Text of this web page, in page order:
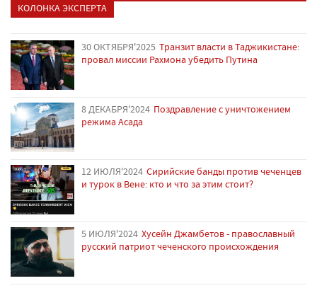
КОЛОНКА ЭКСПЕРТА
30 ОКТЯБРЯ'2025 Транзит власти в Таджикистане:
провал миссии Рахмона убедить Путина
8 ДЕКАБРЯ'2024 Поздравление с уничтожением
режима Асада
12 ИЮЛЯ'2024 Сирийские банды против чеченцев
и турок в Вене: кто и что за этим стоит?
5 ИЮЛЯ'2024 Хусейн Джамбетов - православный
русский патриот чеченского происхождения